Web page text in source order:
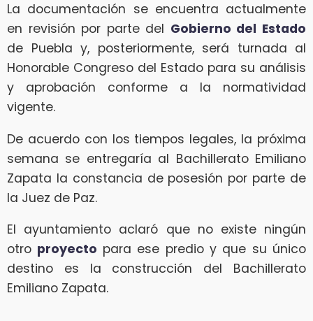
La documentación se encuentra actualmente
en revisión por parte del Gobierno del Estado
de Puebla y, posteriormente, será turnada al
Honorable Congreso del Estado para su análisis
y aprobación conforme a la normatividad
vigente.
De acuerdo con los tiempos legales, la próxima
semana se entregaría al Bachillerato Emiliano
Zapata la constancia de posesión por parte de
la Juez de Paz.
El ayuntamiento aclaró que no existe ningún
otro proyecto para ese predio y que su único
destino es la construcción del Bachillerato
Emiliano Zapata.